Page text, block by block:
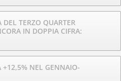
TERZO QUARTER
IN DOPPIA CIFRA:
+12,5% NEL GENNAIO-